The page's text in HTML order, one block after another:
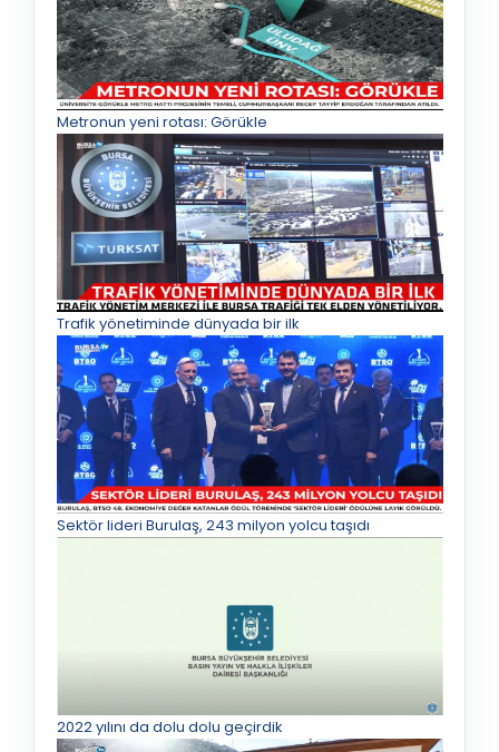
Metronun yeni rotası: Görükle
Trafik yönetiminde dünyada bir ilk
Sektör lideri Burulaş, 243 milyon yolcu taşıdı
2022 yılını da dolu dolu geçirdik